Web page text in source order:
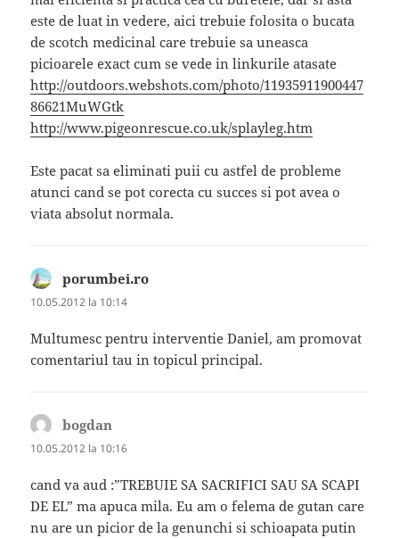
este de luat in vedere, aici trebuie folosita o bucata
de scotch medicinal care trebuie sa uneasca
picioarele exact cum se vede in linkurile atasate
http://outdoors.webshots.com/photo/11935911900447
86621MuWGtk
http://www.pigeonrescue.co.uk/splayleg.htm
Este pacat sa eliminati puii cu astfel de probleme
atunci cand se pot corecta cu succes si pot avea o
viata absolut normala.
porumbei.ro
10.05.2012 la 10:14
Multumesc pentru interventie Daniel, am promovat
comentariul tau in topicul principal.
bogdan
10.05.2012 la 10:16
cand va aud :”TREBUIE SA SACRIFICI SAU SA SCAPI
DE EL” ma apuca mila. Eu am o felema de gutan care
nu are un picior de la genunchi si schioapata putin